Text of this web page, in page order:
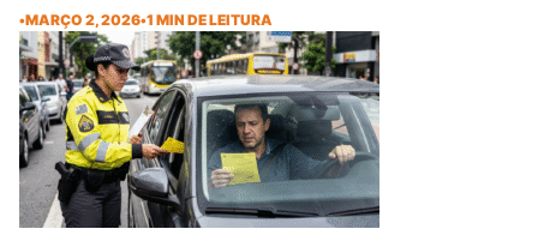
•MARÇO 2, 2026•1 MIN DE LEITURA